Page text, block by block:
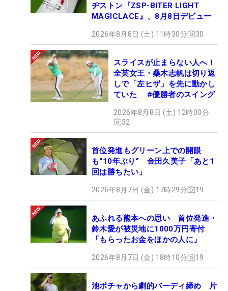
ヂストン『ZSP-BITER LIGHT
MAGICLACE』、8月8日デビュー
2026年8月8日 (土) 11時30分 30
スライスが止まらない人へ！
全英女王・桑木志帆は切り返
しで「左ヒザ」を先に動かし
ていた #優勝者のスイング
2026年8月8日 (土) 12時00分
32
首位発進もグリーン上での開眼
も“10年ぶり” 金田久美子「あと1
回は勝ちたい」
2026年8月7日 (金) 17時29分 19
あふれる熊本への思い 首位発進・
鈴木愛が被災地に1000万円寄付
「もらったお金をほかの人に」
2026年8月7日 (金) 18時10分 19
池ポチャから劇的バーディ締め 片